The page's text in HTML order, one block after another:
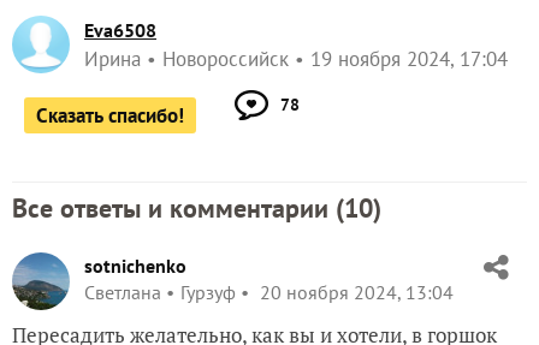
Eva6508
Ирина Новороссийск 19 ноября 2024, 17:04
Сказать спасибо! 78
Все ответы и комментарии (10)
sotnichenko
Светлана
Гурзуф 20 ноября 2024, 13:04
Пересадить желательно, как вы и хотели, в горшок